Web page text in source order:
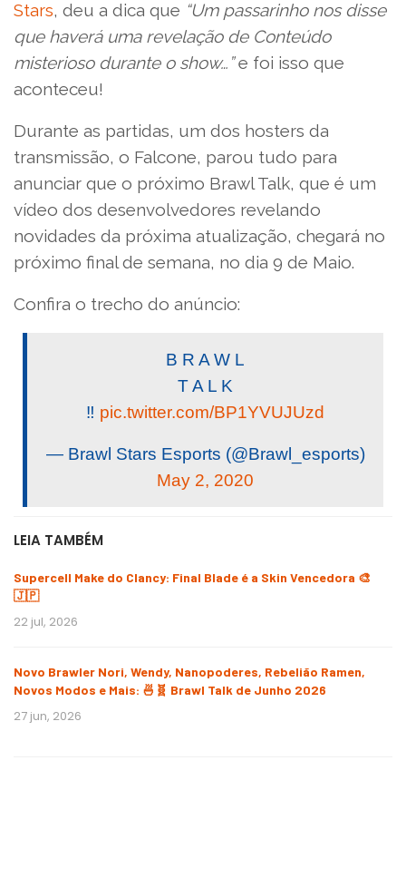
Stars, deu a dica que “Um passarinho nos disse
que haverá uma revelação de Conteúdo
misterioso durante o show…”e foi isso que
aconteceu!
Durante as partidas, um dos hosters da
transmissão, o Falcone, parou tudo para
anunciar que o próximo Brawl Talk, que é um
vídeo dos desenvolvedores revelando
novidades da próxima atualização, chegará no
próximo final de semana, no dia 9 de Maio.
Confira o trecho do anúncio:
B R A W L
T A L K
‼️ pic.twitter.com/BP1YVUJUzd
— Brawl Stars Esports (@Brawl_esports)
May 2, 2020
LEIA TAMBÉM
Supercell Make do Clancy: Final Blade é a Skin Vencedora 🎨
🇯🇵
22 jul, 2026
Novo Brawler Nori, Wendy, Nanopoderes, Rebelião Ramen,
Novos Modos e Mais: 🍜🧬 Brawl Talk de Junho 2026
27 jun, 2026